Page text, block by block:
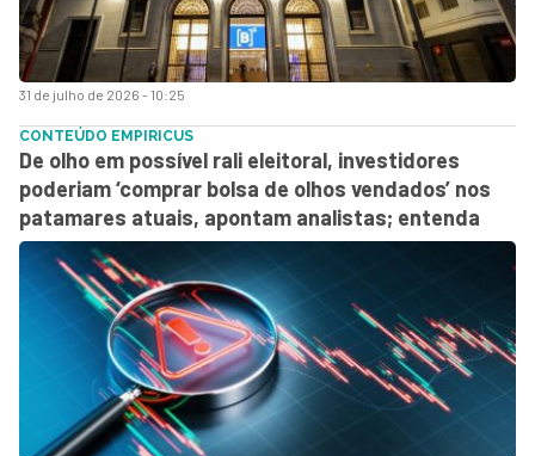
31 de julho de 2026 - 10:25
CONTEÚDO EMPIRICUS
De olho em possível rali eleitoral, investidores
poderiam ‘comprar bolsa de olhos vendados’ nos
patamares atuais, apontam analistas; entenda